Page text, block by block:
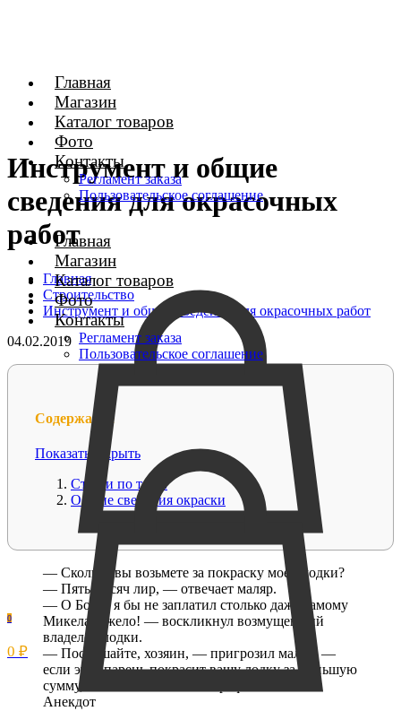
Главная
Магазин
Каталог товаров
Фото
Контакты
Регламент заказа
Пользовательское соглашение
0
0 ₽
Главная
Магазин
Каталог товаров
Фото
Контакты
Регламент заказа
Пользовательское соглашение
Инструмент и общие
сведения для окрасочных
работ
Главная
Строительство
Инструмент и общие сведения для окрасочных работ
04.02.2019
Содержание
Показать
Скрыть
Статьи по теме:
Общие сведения окраски
— Сколько вы возьмете за покраску моей лодки?
— Пять тысяч лир, — отвечает маляр.
— О Боже, я бы не заплатил столько даже самому
Микеланджело! — воскликнул возмущенный
владелец лодки.
— Послушайте, хозяин, — пригрозил маляр, —
если этот парень покрасит вашу лодку за меньшую
сумму, мы его вышибем из профсоюза.
Анекдот